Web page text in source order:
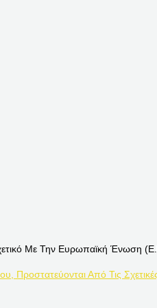
Με Την Ευρωπαϊκή Ένωση
Προστατεύονται Από Τις